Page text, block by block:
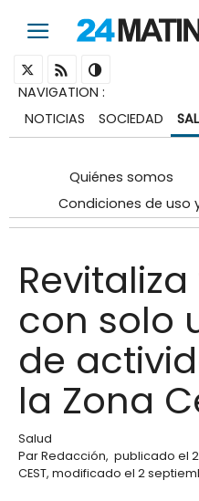
NAVIGATION :
NOTICIAS
SOCIEDAD
Quiénes somos
Condiciones de uso
con solo
de
la Zona
Salud
ParRedacción, publicado el
CEST, modificado el 2